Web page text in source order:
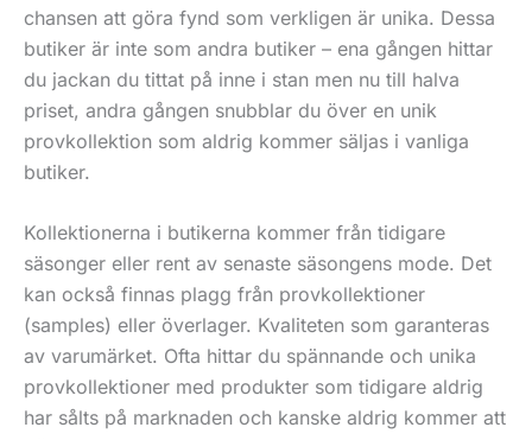
chansen att göra fynd som verkligen är unika. Dessa
butiker är inte som andra butiker – ena gången hittar
du jackan du tittat på inne i stan men nu till halva
priset, andra gången snubblar du över en unik
provkollektion som aldrig kommer säljas i vanliga
butiker.
Kollektionerna i butikerna kommer från tidigare
säsonger eller rent av senaste säsongens mode. Det
kan också finnas plagg från provkollektioner
(samples) eller överlager. Kvaliteten som garanteras
av varumärket. Ofta hittar du spännande och unika
provkollektioner med produkter som tidigare aldrig
har sålts på marknaden och kanske aldrig kommer att